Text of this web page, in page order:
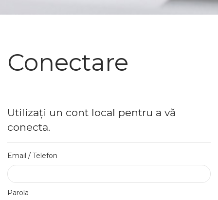
Conectare
Utilizați un cont local pentru a vă
conecta.
Email / Telefon
Parola